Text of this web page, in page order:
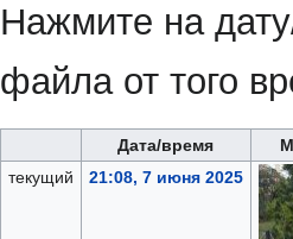
Нажмите на
файла от того
Дата/время
текущий
21:08, 7 июня 2025